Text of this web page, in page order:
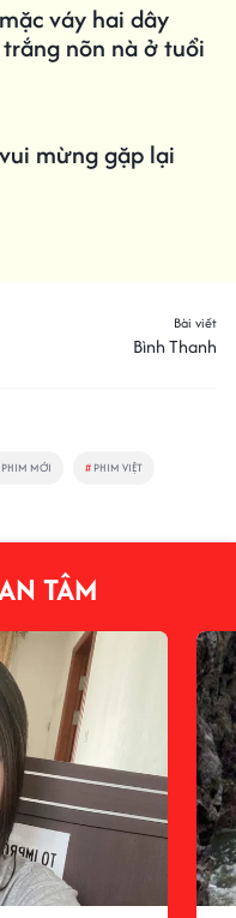
váy hai dây
nõn nà ở tuổi
mừng gặp lại
Bài viết
Bình Thanh
PHIM MỚI # PHIM VIỆT
TÂM